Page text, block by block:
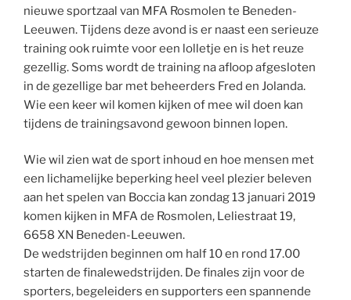
nieuwe sportzaal van MFA Rosmolen te Beneden-
Leeuwen. Tijdens deze avond is er naast een serieuze
training ook ruimte voor een lolletje en is het reuze
gezellig. Soms wordt de training na afloop afgesloten
in de gezellige bar met beheerders Fred en Jolanda.
Wie een keer wil komen kijken of mee wil doen kan
tijdens de trainingsavond gewoon binnen lopen.
Wie wil zien wat de sport inhoud en hoe mensen met
een lichamelijke beperking heel veel plezier beleven
aan het spelen van Boccia kan zondag 13 januari 2019
komen kijken in MFA de Rosmolen, Leliestraat 19,
6658 XN Beneden-Leeuwen.
De wedstrijden beginnen om half 10 en rond 17.00
starten de finalewedstrijden. De finales zijn voor de
sporters, begeleiders en supporters een spannende